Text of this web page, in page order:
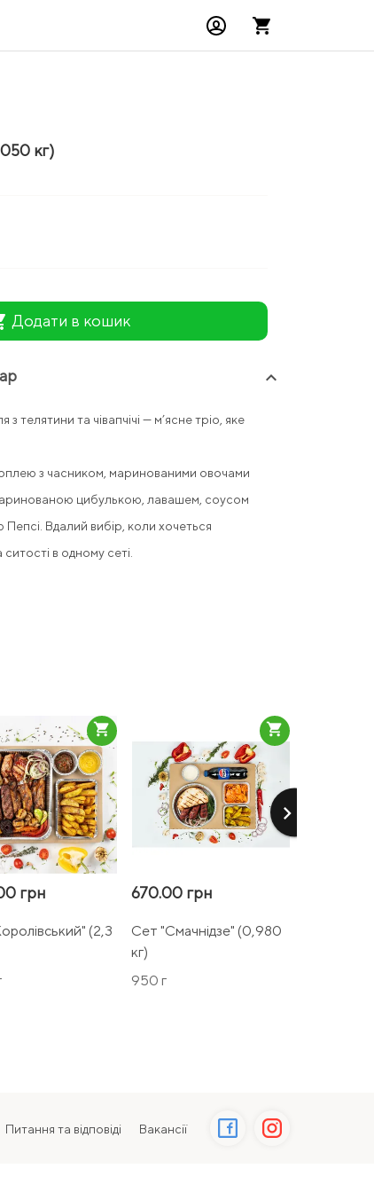
кг)
Додати в кошик
keyboard_arrow_up
телятини та чівапчічі — м’ясне тріо, яке
з часником, маринованими овочами
цибулькою, лавашем, соусом
Вдалий вибір, коли хочеться
в одному сеті.
keyboard_arrow_right
грн
(2,3
shopping_cart
670.00 грн
Сет "Смачнідзе" (0,980
кг)
950 г
shopping_cart
Питання та відповіді Вакансії